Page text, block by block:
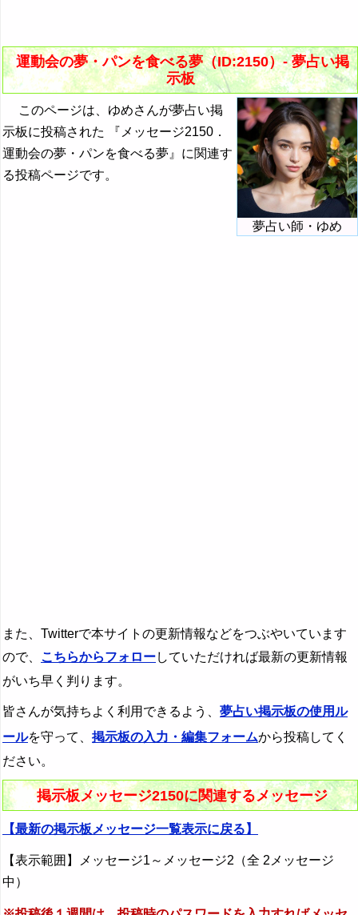
運動会の夢・パンを食べる夢（ID:2150）- 夢占い掲
示板
夢占い師・ゆめ
このページは、ゆめさんが夢占い掲
示板に投稿された 『メッセージ2150．
運動会の夢・パンを食べる夢』に関連す
る投稿ページです。
また、Twitterで本サイトの更新情報などをつぶやいています
ので、 こちらからフォローしていただければ最新の更新情報
がいち早く判ります。
皆さんが気持ちよく利用できるよう、 夢占い掲示板の使用ル
ールを守って、 掲示板の入力・編集フォームから投稿してく
ださい。
掲示板メッセージ2150に関連するメッセージ
【最新の掲示板メッセージ一覧表示に戻る】
【表示範囲】メッセージ1～メッセージ2（全 2メッセージ
中）